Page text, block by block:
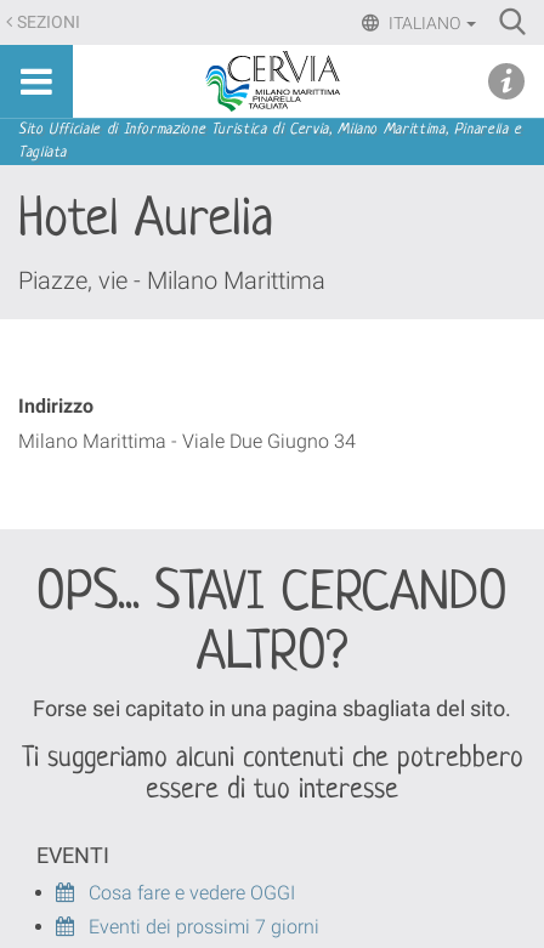
Salta
ai
contenuti.
Salta
alla
ITALIANO
SEZIONI
Sito
turistico
ufficiale
Milano
Marittima,
Pinarella,
Tagliata
Sezioni
Sito Ufficiale di Informazione Turistica di Cervia, Milano Marittima, Pinarella e
Tagliata
Hotel Aurelia
Piazze, vie - Milano Marittima
Indirizzo
Milano Marittima - Viale Due Giugno 34
OPS... STAVI CERCANDO
ALTRO?
Forse sei capitato in una pagina sbagliata del sito.
Ti suggeriamo alcuni contenuti che potrebbero
essere di tuo interesse
EVENTI
Cosa fare e vedere OGGI
Eventi dei prossimi 7 giorni
menu